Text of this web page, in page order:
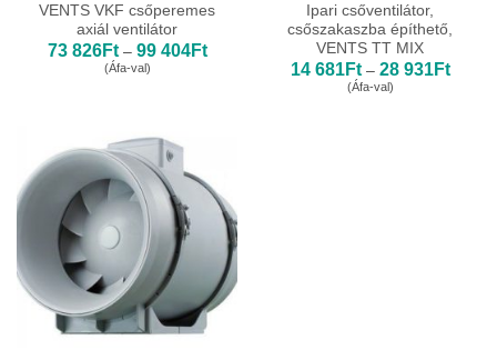
VENTS VKF csőperemes
axiál ventilátor
73 826Ft – 99 404FtÁrtartomány:
(Áfa-val)
Ipari csőventilátor,
csőszakaszba építhető,
VENTS TT MIX
14 681Ft – 28 931Ft
(Áfa-val)